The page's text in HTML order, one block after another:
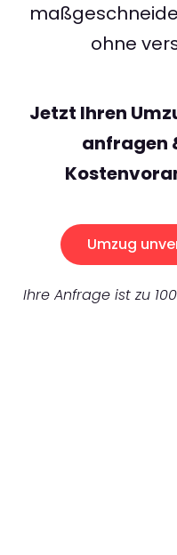
ohne
Jetzt Ihren
anfragen
Umzug
Ihre Anfrage ist zu